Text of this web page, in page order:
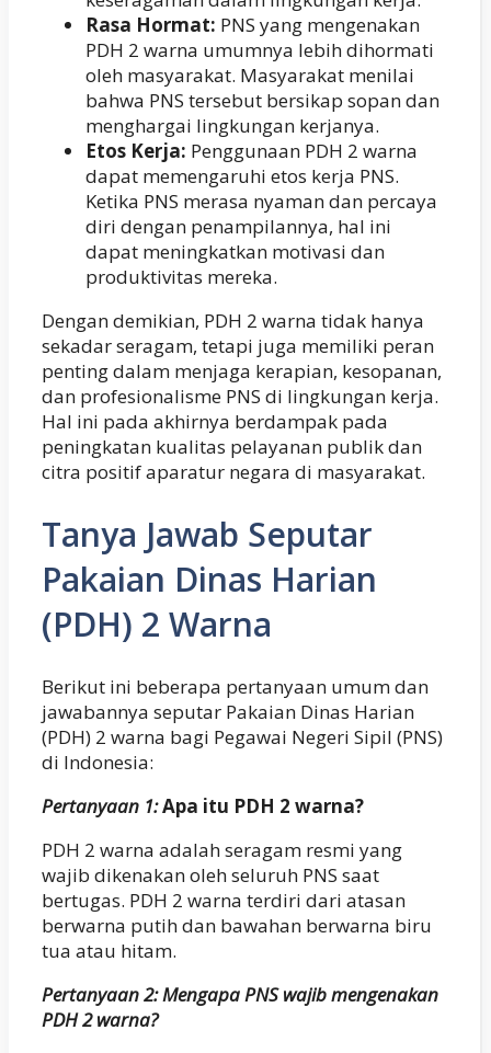
Rasa Hormat: PNS yang mengenakan
PDH 2 warna umumnya lebih dihormati
oleh masyarakat. Masyarakat menilai
bahwa PNS tersebut bersikap sopan dan
menghargai lingkungan kerjanya.
Etos Kerja: Penggunaan PDH 2 warna
dapat memengaruhi etos kerja PNS.
Ketika PNS merasa nyaman dan percaya
diri dengan penampilannya, hal ini
dapat meningkatkan motivasi dan
produktivitas mereka.
Dengan demikian, PDH 2 warna tidak hanya
sekadar seragam, tetapi juga memiliki peran
penting dalam menjaga kerapian, kesopanan,
dan profesionalisme PNS di lingkungan kerja.
Hal ini pada akhirnya berdampak pada
peningkatan kualitas pelayanan publik dan
citra positif aparatur negara di masyarakat.
Tanya Jawab Seputar
Pakaian Dinas Harian
(PDH) 2 Warna
Berikut ini beberapa pertanyaan umum dan
jawabannya seputar Pakaian Dinas Harian
(PDH) 2 warna bagi Pegawai Negeri Sipil (PNS)
di Indonesia:
Pertanyaan 1:Apa itu PDH 2 warna?
PDH 2 warna adalah seragam resmi yang
wajib dikenakan oleh seluruh PNS saat
bertugas. PDH 2 warna terdiri dari atasan
berwarna putih dan bawahan berwarna biru
tua atau hitam.
Pertanyaan 2: Mengapa PNS wajib mengenakan
PDH 2 warna?